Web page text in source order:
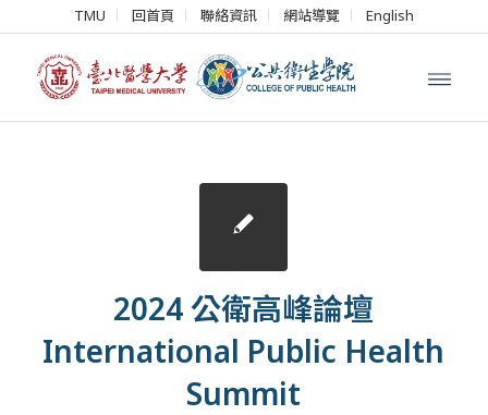
TMU 回首頁 聯絡資訊 網站導覽 English
2024 公衛高峰論壇
International Public Health
Summit